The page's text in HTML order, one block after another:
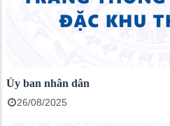
Ủy ban nhân dân
26/08/2025